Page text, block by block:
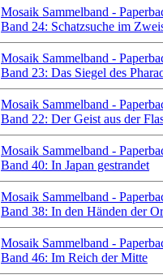
Mosaik Sammelband -
Band 24: Schatzsuche im
Mosaik Sammelband -
Band 23: Das Siegel des
Mosaik Sammelband -
Band 22: Der Geist aus der
Mosaik Sammelband -
Band 40: In Japan gestrandet
Mosaik Sammelband -
Band 38: In den Händen der
Mosaik Sammelband -
Band 46: Im Reich der Mitte